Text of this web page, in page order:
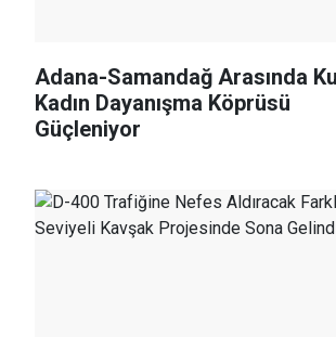
Adana-Samandağ Arasında
Kadın Dayanışma Köprüsü
Güçleniyor